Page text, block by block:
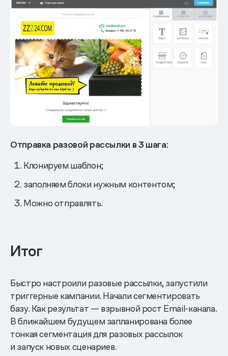
Отправка разовой рассылки в 3 шага:
Клонируем шаблон;
заполняем блоки нужным контентом;
Можно отправлять.
Итог
Быстро настроили разовые рассылки, запустили
триггерные кампании. Начали сегментировать
базу. Как результат — взрывной рост Email-канала.
В ближайшем будущем запланирована более
тонкая сегментация для разовых рассылок
и запуск новых сценариев.